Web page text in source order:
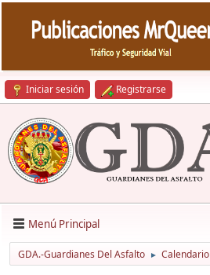
Iniciar sesión Registrarse
Menú Principal
GDA.-Guardianes Del Asfalto ► Calendario